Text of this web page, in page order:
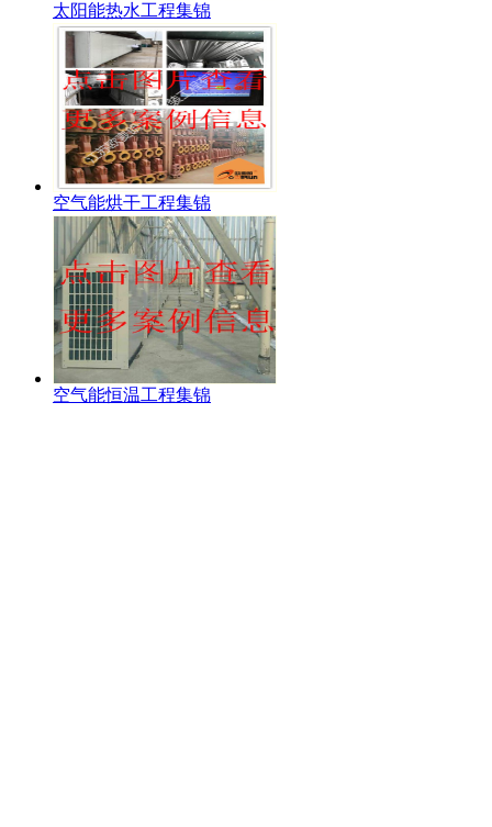
太阳能热水工程集锦
空气能烘干工程集锦
空气能恒温工程集锦